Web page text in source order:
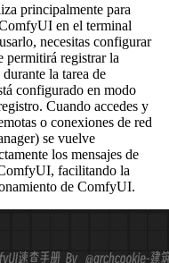
principalmente para
en el terminal
necesitas configurar
registrar la
la tarea de
configurado en modo
Cuando accedes y
o conexiones de red
se vuelve
los mensajes de
facilitando la
de ComfyUI.